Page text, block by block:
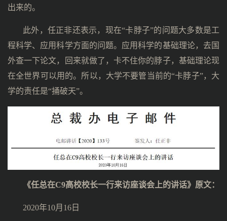
出来的。
此外，任正非还表示，现在“卡脖子”的问题大多数是工
程科学、应用科学方面的问题。应用科学的基础理论，去国
外查一下论文，回来就做了，卡不住你的脖子，基础理论现
在全世界可以用的。所以，大学不要管当前的“卡脖子”，大
学的责任是“捅破天”。
《任总在C9高校校长一行来访座谈会上的讲话》原文：
2020年10月16日